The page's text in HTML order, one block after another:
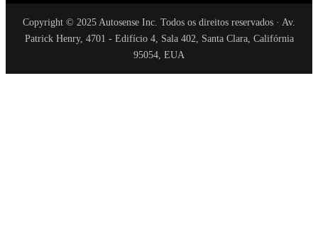
Copyright © 2025 Autosense Inc. Todos os direitos reservados · Av.
Patrick Henry, 4701 - Edifício 4, Sala 402, Santa Clara, Califórnia
95054, EUA